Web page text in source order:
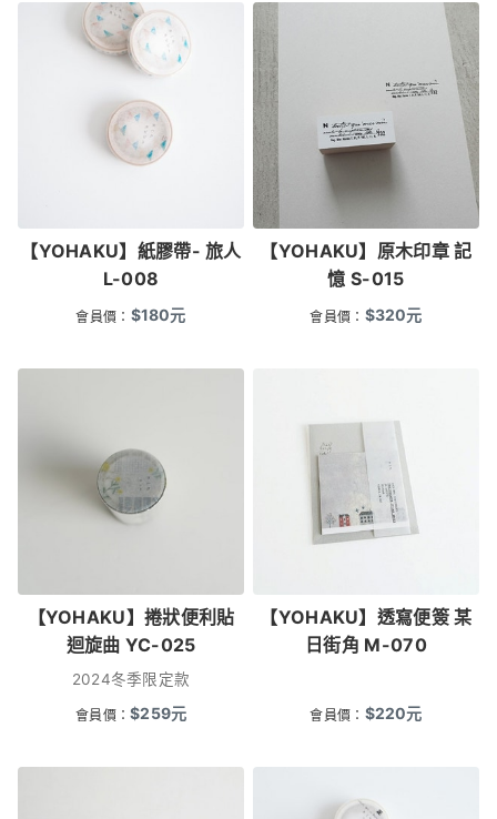
【YOHAKU】紙膠帶- 旅人
L-008
會員價： $180元
【YOHAKU】原木印章 記
憶 S-015
會員價： $320元
【YOHAKU】捲狀便利貼
迴旋曲 YC-025
2024冬季限定款
會員價：$259元
【YOHAKU】透寫便簽 某
日街角 M-070
會員價： $220元